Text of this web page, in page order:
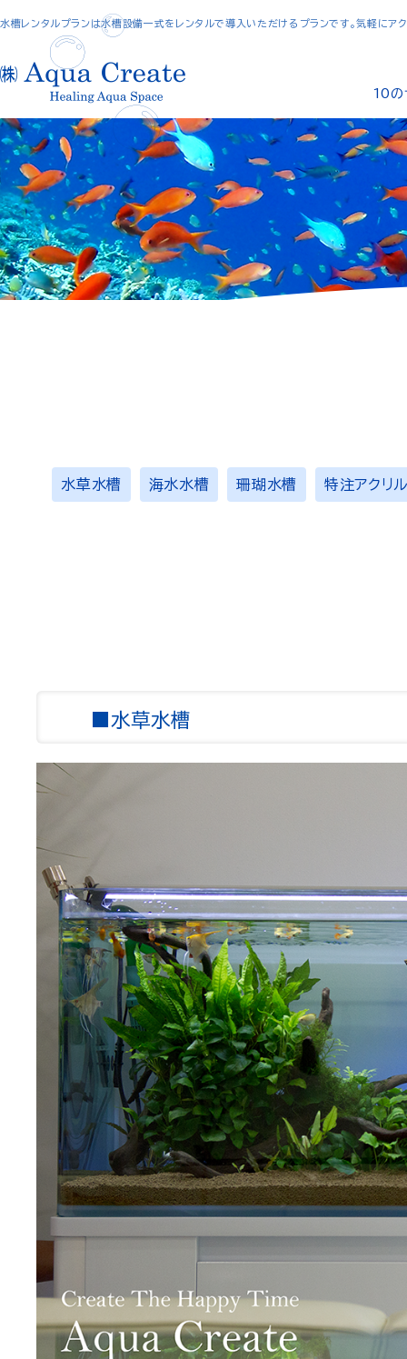
水槽レンタルプランは水槽設備一式をレンタルで導入いただけるプランです。気軽にア
10の
水草水槽 海水水槽 珊瑚水槽 特注アクリ
■水草水槽